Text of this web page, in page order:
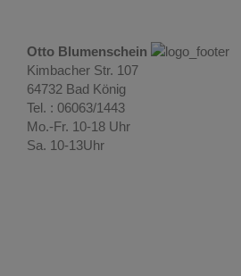
Otto Blumenschein
Kimbacher Str. 107
64732 Bad König
Tel. : 06063/1443
Mo.-Fr. 10-18 Uhr
Sa. 10-13Uhr